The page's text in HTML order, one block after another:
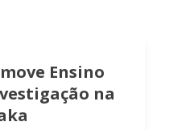
Ensino
na